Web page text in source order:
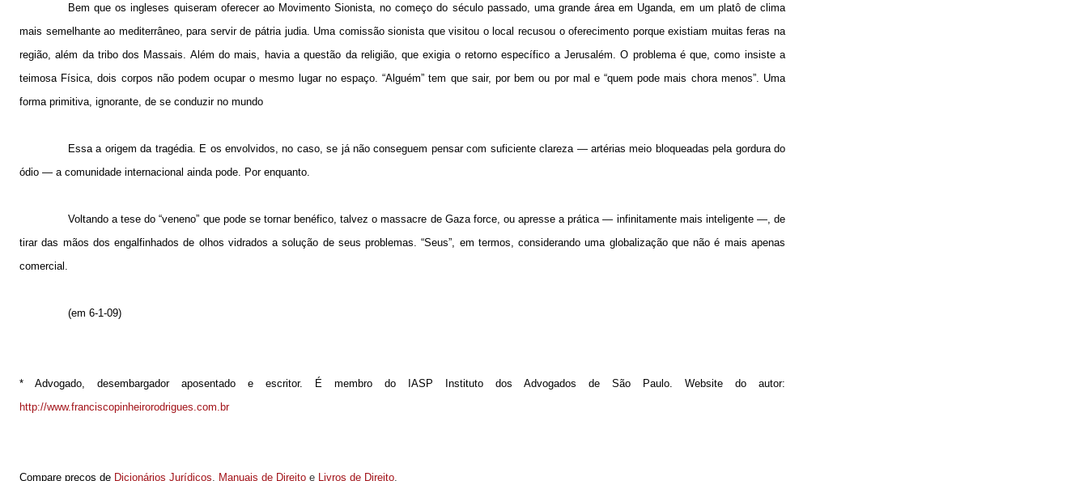
Bem que os ingleses quiseram oferecer ao Movimento Sionista, no começo do século passado, uma grande área em Uganda, em um platô de clima
mais semelhante ao mediterrâneo, para servir de pátria judia. Uma comissão sionista que visitou o local recusou o oferecimento porque existiam muitas feras na
região, além da tribo dos Massais. Além do mais, havia a questão da religião, que exigia o retorno específico a Jerusalém. O problema é que, como insiste a
teimosa Física, dois corpos não podem ocupar o mesmo lugar no espaço. “Alguém” tem que sair, por bem ou por mal e “quem pode mais chora menos”. Uma
forma primitiva, ignorante, de se conduzir no mundo
Essa a origem da tragédia. E os envolvidos, no caso, se já não conseguem pensar com suficiente clareza — artérias meio bloqueadas pela gordura do
ódio — a comunidade internacional ainda pode. Por enquanto.
Voltando a tese do “veneno” que pode se tornar benéfico, talvez o massacre de Gaza force, ou apresse a prática — infinitamente mais inteligente —, de
tirar das mãos dos engalfinhados de olhos vidrados a solução de seus problemas. “Seus”, em termos, considerando uma globalização que não é mais apenas
comercial.
(em 6-1-09)
* Advogado, desembargador aposentado e escritor. É membro do IASP Instituto dos Advogados de São Paulo. Website do autor:
http://www.franciscopinheirorodrigues.com.br
Compare preços de Dicionários Jurídicos Manuais de Direito e Livros de Direito